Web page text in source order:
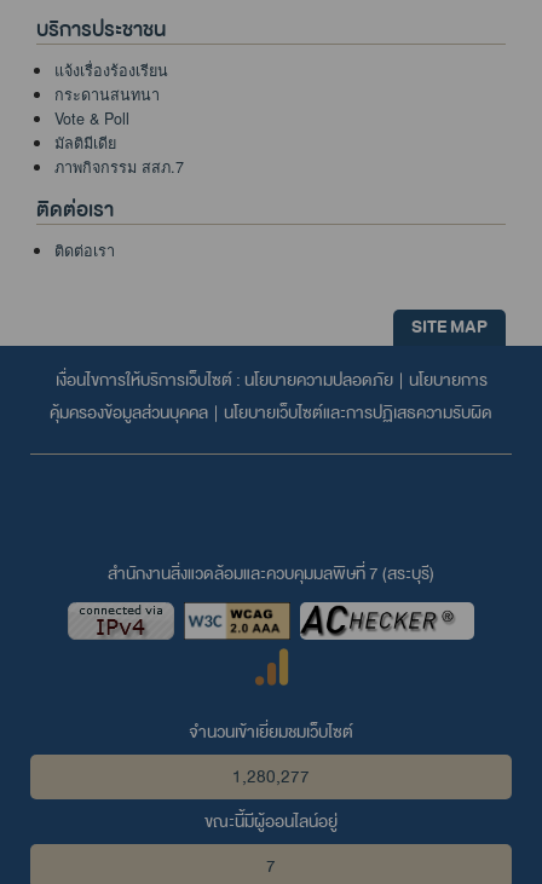
บริการประชาชน
แจ้งเรื่องร้องเรียน
กระดานสนทนา
Vote & Poll
มัลติมีเดีย
ภาพกิจกรรม สสภ.7
ติดต่อเรา
ติดต่อเรา
SITE MAP
เงื่อนไขการให้บริการเว็บไซต์ : นโยบายความปลอดภัย| นโยบายการ
คุ้มครองข้อมูลส่วนบุคคล | นโยบายเว็บไซต์และการปฏิเสธความรับผิด
สำนักงานสิ่งแวดล้อมและควบคุมมลพิษที่ 7 (สระบุรี)
จำนวนเข้าเยี่ยมชมเว็บไซต์
1,280,277
ขณะนี้มีผู้ออนไลน์อยู่
7